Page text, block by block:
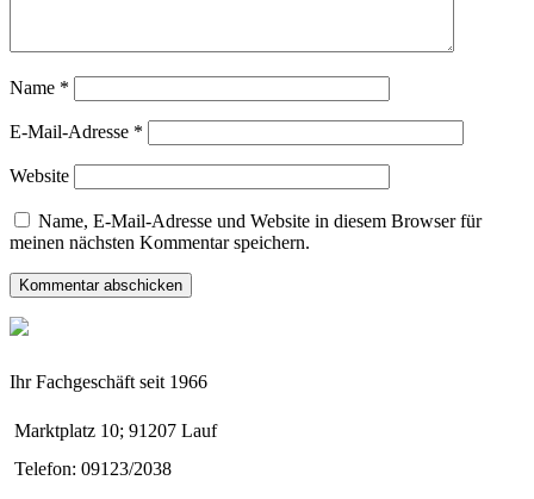
Name *
E-Mail-Adresse *
Website
Name, E-Mail-Adresse und Website in diesem Browser für
meinen nächsten Kommentar speichern.
Ihr Fachgeschäft seit 1966
Marktplatz 10; 91207 Lauf
Telefon: 09123/2038